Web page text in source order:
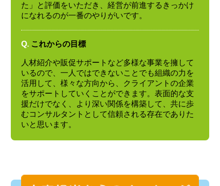
た」と評価をいただき、経営が前進するきっかけ
になれるのが一番のやりがいです。
Q. これからの目標
人材紹介や販促サポートなど多様な事業を擁して
いるので、一人ではできないことでも組織の力を
活用して、様々な方向から、クライアントの企業
をサポートしていくことができます。表面的な支
援だけでなく、より深い関係を構築して、共に歩
むコンサルタントとして信頼される存在でありた
いと思います。